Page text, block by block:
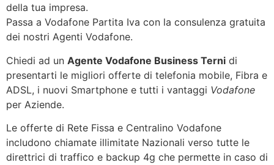
della tua impresa.
Passa a Vodafone Partita Iva con la consulenza gratuita
dei nostri Agenti Vodafone.
Chiedi ad un Agente Vodafone Business Terni di
presentarti le migliori offerte di telefonia mobile, Fibra e
ADSL, i nuovi Smartphone e tutti i vantaggi Vodafone
per Aziende.
Le offerte di Rete Fissa e Centralino Vodafone
includono chiamate illimitate Nazionali verso tutte le
direttrici di traffico e backup 4g che permette in caso di